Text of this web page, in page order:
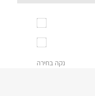
נקה בחירה